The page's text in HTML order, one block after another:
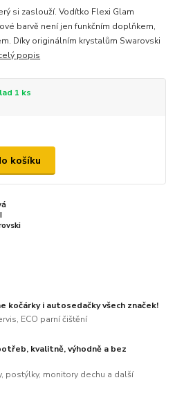
si zaslouží. Vodítko Flexi Glam
barvě není jen funkčním doplňkem,
Díky originálním krystalům Swarovski
popis
1 ks
košíku
kočárky i autosedačky všech značek!
ECO parní čištění
kvalitně, výhodně a bez
postýlky, monitory dechu a další